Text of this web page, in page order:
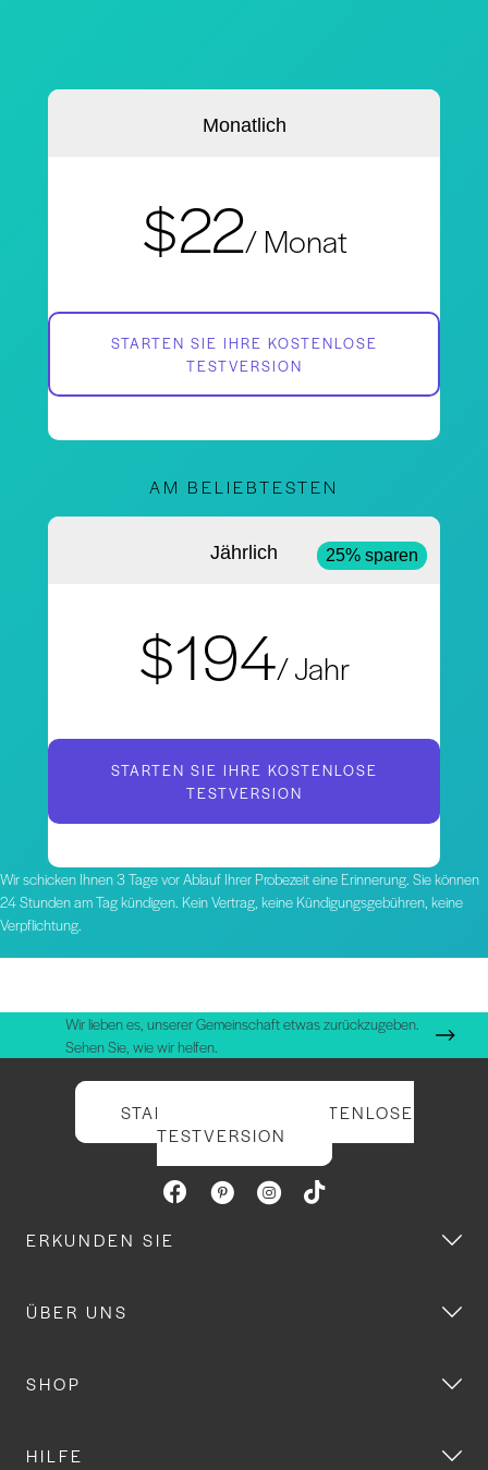
Monatlich
$22/ Monat
STARTEN SIE IHRE KOSTENLOSE
TESTVERSION
AM BELIEBTESTEN
Jährlich 25% sparen
$194/ Jahr
STARTEN SIE IHRE KOSTENLOSE
TESTVERSION
Wir schicken Ihnen 3 Tage vor Ablauf Ihrer Probezeit eine Erinnerung. Sie können
24 Stunden am Tag kündigen. Kein Vertrag, keine Kündigungsgebühren, keine
Verpflichtung.
Wir lieben es, unserer Gemeinschaft etwas zurückzugeben.
Sehen Sie, wie wir helfen.
STARTEN SIE IHRE KOSTENLOSE
TESTVERSION
ERKUNDEN SIE
ÜBER UNS
SHOP
HILFE